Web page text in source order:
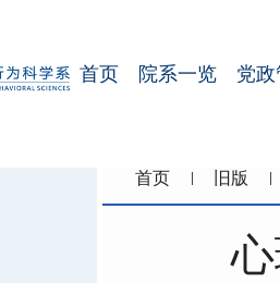
首页 院系一览 党
首页 旧版